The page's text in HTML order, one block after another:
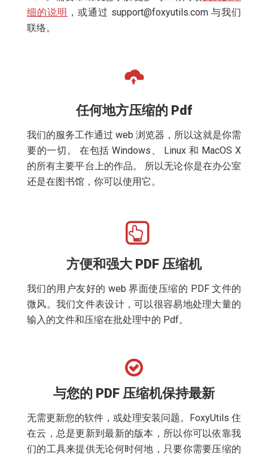
细的说明 ，或通过 support@foxyutils.com 与我们
联络。
任何地方压缩的 Pdf
我们的服务工作通过 web 浏览器，所以这就是你需
要的一切。 在包括 Windows、 Linux 和 MacOS X
的所有主要平台上的作品。 所以无论你是在办公室
还是在图书馆，你可以使用它。
方便和强大 PDF 压缩机
我们的用户友好的 web 界面使压缩的 PDF 文件的
微风。我们文件表设计，可以很容易地处理大量的
输入的文件和压缩在批处理中的 Pdf。
与您的 PDF 压缩机保持最新
无需更新您的软件，或处理安装问题。FoxyUtils 住
在云，总是更新到最新的版本，所以你可以依靠我
们的工具来提供无论何时何地，只要你需要压缩的